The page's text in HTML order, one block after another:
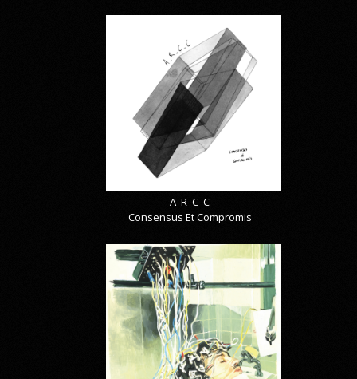
A_R_C_C
Consensus Et Compromis